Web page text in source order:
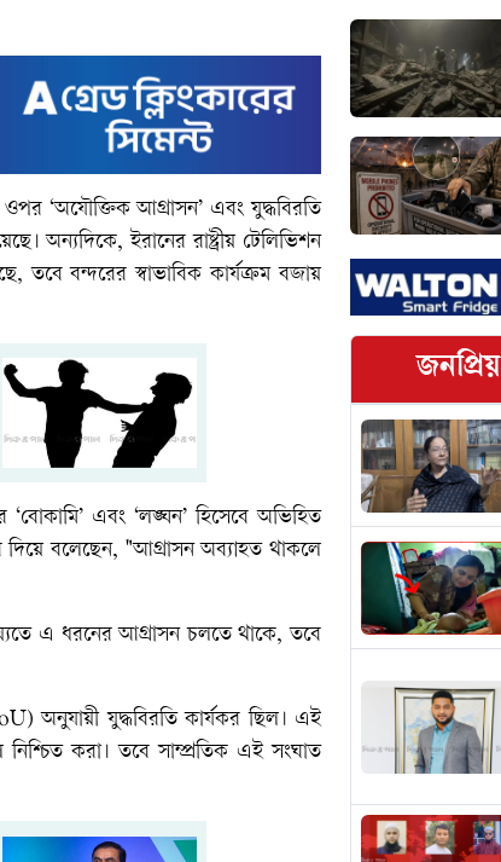
ওপর ‘অযৌক্তিক আগ্রাসন’ এবং যুদ্ধবিরতি
অন্যদিকে, ইরানের রাষ্ট্রীয় টেলিভিশন
তবে বন্দরের স্বাভাবিক কার্যক্রম বজায়
‘বোকামি’ এবং ‘লঙ্ঘন’ হিসেবে অভিহিত
দিয়ে বলেছেন, "আগ্রাসন অব্যাহত থাকলে
এ ধরনের আগ্রাসন চলতে থাকে, তবে
অনুযায়ী যুদ্ধবিরতি কার্যকর ছিল। এই
নিশ্চিত করা। তবে সাম্প্রতিক এই সংঘাত
জনপ্রিয়